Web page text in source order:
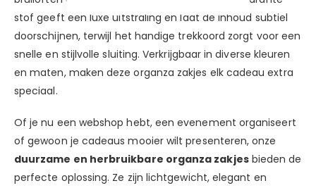
stof geeft een luxe uitstraling en laat de inhoud subtiel
doorschijnen, terwijl het handige trekkoord zorgt voor een
snelle en stijlvolle sluiting. Verkrijgbaar in diverse kleuren
en maten, maken deze organza zakjes elk cadeau extra
speciaal.
Of je nu een webshop hebt, een evenement organiseert
of gewoon je cadeaus mooier wilt presenteren, onze
duurzame en herbruikbare organza zakjesbieden de
perfecte oplossing. Ze zijn lichtgewicht, elegant en